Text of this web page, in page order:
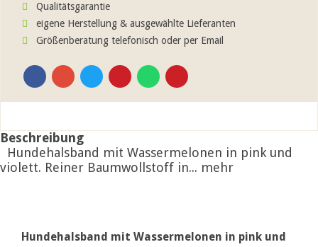
Qualitätsgarantie
eigene Herstellung & ausgewählte Lieferanten
Größenberatung telefonisch oder per Email
Beschreibung
Hundehalsband mit Wassermelonen in pink und
violett. Reiner Baumwollstoff in... mehr
Hundehalsband mit Wassermelonen in pink und